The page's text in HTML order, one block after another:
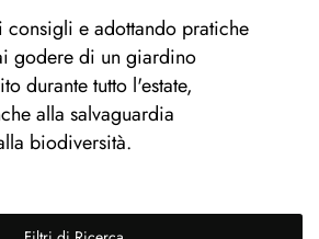
consigli e adottando pratiche
godere di un giardino
durante tutto l'estate,
alla salvaguardia
biodiversità.